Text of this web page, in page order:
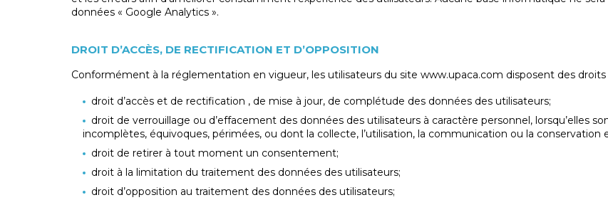
données « Google Analytics ».
DROIT D’ACCÈS, DE RECTIFICATION ET D’OPPOSITION
Conformément à la réglementation en vigueur, les utilisateurs du site www.upaca.com disposent des droits
droit d’accès et de rectification , de mise à jour, de complétude des données des utilisateurs;
droit de verrouillage ou d’effacement des données des utilisateurs à caractère personnel, lorsqu’elles
incomplètes, équivoques, périmées, ou dont la collecte, l’utilisation, la communication ou la conservation
droit de retirer à tout moment un consentement;
droit à la limitation du traitement des données des utilisateurs;
droit d’opposition au traitement des données des utilisateurs;